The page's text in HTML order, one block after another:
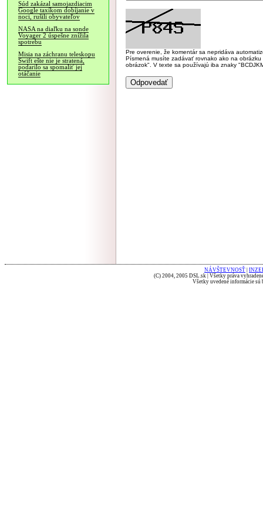
Súd zakázal samojazdiacim
Google taxíkom dobíjanie v
noci, rušili obyvateľov
NASA na diaľku na sonde
Voyager 2 úspešne znížila
spotrebu
Misia na záchranu teleskopu
Swift ešte nie je stratená,
podarilo sa spomaliť jej
otáčanie
Pre overenie, že komentár sa nepridáva
Písmená musíte zadávať rovnako ako na
obrázok". V texte sa používajú iba znaky
NÁVŠTEVNOSŤ
(C) 2004, 2005 DSL.sk | Všetky práva
Všetky uvedené informácie sú